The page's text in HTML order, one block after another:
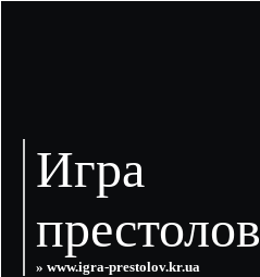
Игра
престолов
» www.igra-prestolov.kr.ua